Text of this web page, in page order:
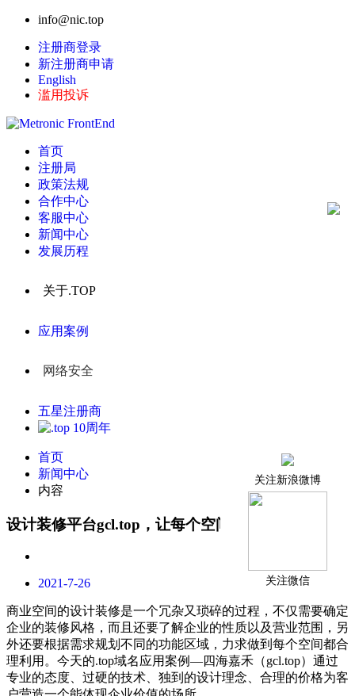
info@nic.top
注册商登录
新注册商申请
English
滥用投诉
首页
注册局
政策法规
合作中心
客服中心
新闻中心
发展历程
关于.TOP
应用案例
网络安全
五星注册商
关注新浪微博
关注微信
首页
新闻中心
内容
设计装修平台gcl.top，让每个空间都散发出美
2021-7-26
商业空间的设计装修是一个冗杂又琐碎的过程，不仅需要确定
企业的装修风格，而且还要了解企业的性质以及营业范围，另
外还要根据需求规划不同的功能区域，力求做到每个空间都合
理利用。今天的.top域名应用案例—四海嘉禾（gcl.top）通过
专业的态度、过硬的技术、独到的设计理念、合理的价格为客